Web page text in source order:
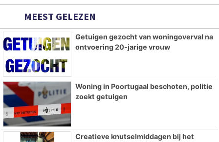
MEEST GELEZEN
Getuigen gezocht van woningoverval na
ontvoering 20-jarige vrouw
Woning in Poortugaal beschoten, politie
zoekt getuigen
Creatieve knutselmiddagen bij het